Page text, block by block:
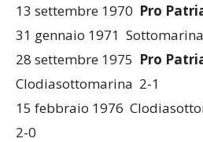
13 settembre 1970 Pro
31 gennaio 1971
28 settembre 1975 Pro
Clodiasottomarina 2-1
15 febbraio 1976
2-0